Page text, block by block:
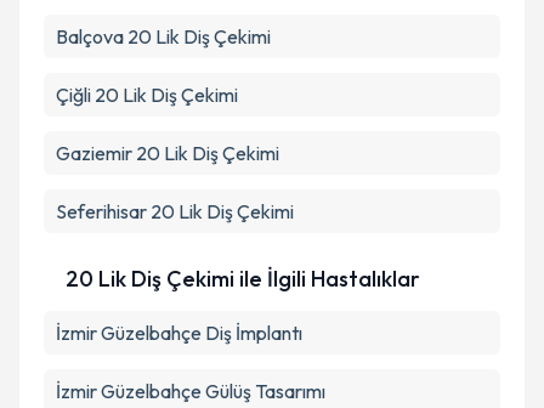
Balçova 20 Lik Diş Çekimi
Çiğli 20 Lik Diş Çekimi
Gaziemir 20 Lik Diş Çekimi
Seferihisar 20 Lik Diş Çekimi
20 Lik Diş Çekimi ile İlgili Hastalıklar
İzmir Güzelbahçe Diş İmplantı
İzmir Güzelbahçe Gülüş Tasarımı